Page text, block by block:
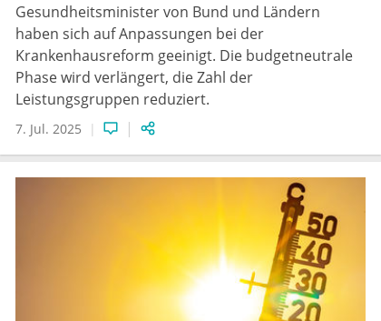
Gesundheitsminister von Bund und Ländern
haben sich auf Anpassungen bei der
Krankenhausreform geeinigt. Die budgetneutrale
Phase wird verlängert, die Zahl der
Leistungsgruppen reduziert.
7. Jul. 2025